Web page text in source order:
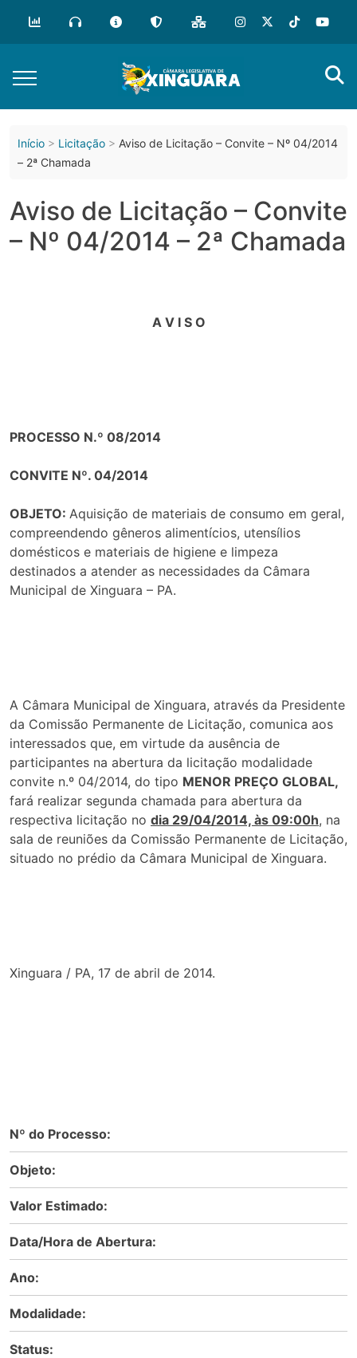
conteúdo
Início Licitação
Aviso de Licitação – Convite – Nº 04/2014
– 2ª Chamada
Aviso de Licitação – Convite
– Nº 04/2014 – 2ª Chamada
A V I S O
PROCESSO N.º 08/2014
CONVITE Nº. 04/2014
OBJETO: Aquisição de materiais de consumo em geral,
compreendendo gêneros alimentícios, utensílios
domésticos e materiais de higiene e limpeza
destinados a atender as necessidades da Câmara
Municipal de Xinguara – PA.
A Câmara Municipal de Xinguara, através da Presidente
da Comissão Permanente de Licitação, comunica aos
interessados que, em virtude da ausência de
participantes na abertura da licitação modalidade
convite n.º 04/2014, do tipo MENOR PREÇO GLOBAL,
fará realizar segunda chamada para abertura da
respectiva licitação no dia 29/04/2014, às 09:00h, na
sala de reuniões da Comissão Permanente de Licitação,
situado no prédio da Câmara Municipal de Xinguara.
Xinguara / PA, 17 de abril de 2014.
Nº do Processo:
Objeto:
Valor Estimado:
Data/Hora de Abertura:
Ano:
Modalidade:
Status: